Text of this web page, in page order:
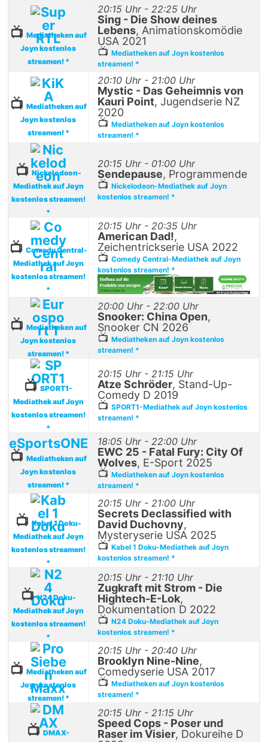
📺 Mediatheken auf
Joyn kostenlos
streamen! *
20:15 Uhr - 22:25 Uhr
Sing - Die Show deines
Lebens, Animationskomödie
USA 2021
📺 Mediatheken auf Joyn kostenlos
streamen! *
📺 Mediatheken auf
Joyn kostenlos
streamen! *
20:10 Uhr - 21:00 Uhr
Mystic - Das Geheimnis von
Kauri Point, Jugendserie NZ
2020
📺 Mediatheken auf Joyn kostenlos
streamen! *
📺Nickelodeon-
Mediathek auf Joyn
kostenlos streamen!
*
20:15 Uhr - 01:00 Uhr
Sendepause, Programmende
📺 Nickelodeon-Mediathek auf Joyn
kostenlos streamen! *
📺 Comedy Central-
Mediathek auf Joyn
kostenlos streamen!
*
20:15 Uhr - 20:35 Uhr
American Dad!,
Zeichentrickserie USA 2022
📺 Comedy Central-Mediathek auf Joyn
kostenlos streamen! *
📺 Mediatheken auf
Joyn kostenlos
streamen! *
20:00 Uhr - 22:00 Uhr
Snooker: China Open,
Snooker CN 2026
📺 Mediatheken auf Joyn kostenlos
streamen! *
📺SPORT1-
Mediathek auf Joyn
kostenlos streamen!
*
20:15 Uhr - 21:15 Uhr
Atze Schröder, Stand-Up-
Comedy D 2019
📺 SPORT1-Mediathek auf Joyn kostenlos
streamen! *
eSportsONE
📺 Mediatheken auf
Joyn kostenlos
streamen! *
18:05 Uhr - 22:00 Uhr
EWC 25 - Fatal Fury: City Of
Wolves, E-Sport 2025
📺 Mediatheken auf Joyn kostenlos
streamen! *
📺 Kabel 1 Doku-
Mediathek auf Joyn
kostenlos streamen!
*
20:15 Uhr - 21:00 Uhr
Secrets Declassified with
David Duchovny,
Mysteryserie USA 2025
📺 Kabel 1 Doku-Mediathek auf Joyn
kostenlos streamen! *
📺N24 Doku-
Mediathek auf Joyn
kostenlos streamen!
*
20:15 Uhr - 21:10 Uhr
Zugkraft mit Strom - Die
Hightech-E-Lok,
Dokumentation D 2022
📺 N24 Doku-Mediathek auf Joyn
kostenlos streamen! *
📺 Mediatheken auf
Joyn kostenlos
streamen! *
20:15 Uhr - 20:40 Uhr
Brooklyn Nine-Nine,
Comedyserie USA 2017
📺 Mediatheken auf Joyn kostenlos
streamen! *
📺DMAX-
20:15 Uhr - 21:15 Uhr
Speed Cops - Poser und
Raser im Visier, Dokureihe D